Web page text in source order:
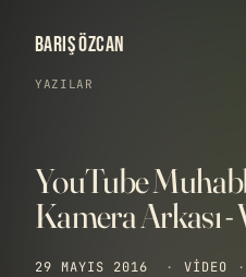
BARIŞ ÖZCAN
YAZILAR
YouTube
Kamera Arkası -
29 MAYIS 2016 · VIDEO ·